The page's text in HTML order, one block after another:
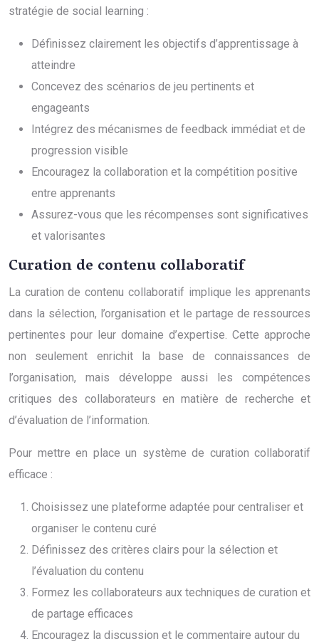
stratégie de social learning :
Définissez clairement les objectifs d’apprentissage à
atteindre
Concevez des scénarios de jeu pertinents et
engageants
Intégrez des mécanismes de feedback immédiat et de
progression visible
Encouragez la collaboration et la compétition positive
entre apprenants
Assurez-vous que les récompenses sont significatives
et valorisantes
Curation de contenu collaboratif
La curation de contenu collaboratif implique les apprenants
dans la sélection, l’organisation et le partage de ressources
pertinentes pour leur domaine d’expertise. Cette approche
non seulement enrichit la base de connaissances de
l’organisation, mais développe aussi les compétences
critiques des collaborateurs en matière de recherche et
d’évaluation de l’information.
Pour mettre en place un système de curation collaboratif
efficace :
Choisissez une plateforme adaptée pour centraliser et
organiser le contenu curé
Définissez des critères clairs pour la sélection et
l’évaluation du contenu
Formez les collaborateurs aux techniques de curation et
de partage efficaces
Encouragez la discussion et le commentaire autour du